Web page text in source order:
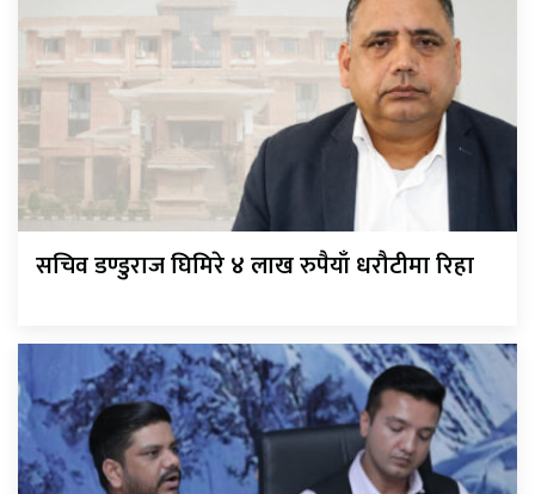
सचिव डण्डुराज घिमिरे ४ लाख रुपैयाँ धरौटीमा रिहा